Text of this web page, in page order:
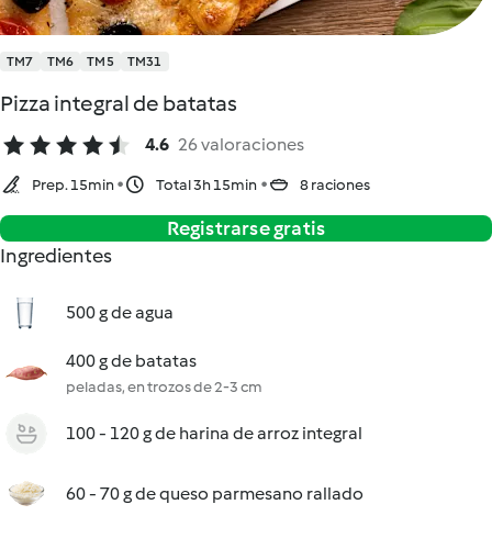
TM7 TM6 TM5 TM31
Pizza integral de batatas
4.6 26 valoraciones
Prep. 15min Total 3h 15min 8 raciones
Registrarse gratis
Ingredientes
500 g de agua
400 g de batatas
peladas, en trozos de 2-3 cm
100 - 120 g de harina de arroz integral
60 - 70 g de queso parmesano rallado